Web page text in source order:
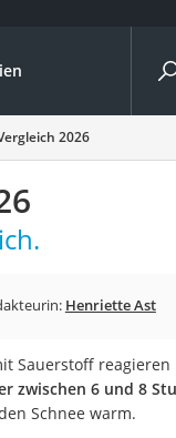
Vergleiche nach
2026
Henriette Ast
Sauerstoff reagieren
zwischen 6 und 8
Schnee warm.